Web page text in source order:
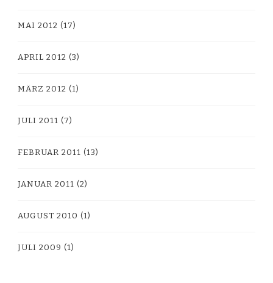
MAI 2012 (17)
APRIL 2012 (3)
MÄRZ 2012 (1)
JULI 2011 (7)
FEBRUAR 2011 (13)
JANUAR 2011 (2)
AUGUST 2010 (1)
JULI 2009 (1)